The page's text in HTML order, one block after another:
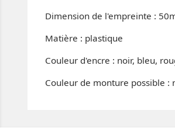
Dimension de l'empreinte :
Matière : plastique
Couleur d'encre : noir, bleu,
Couleur de monture possible :